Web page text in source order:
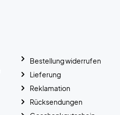
Bestellung widerrufen
Lieferung
Reklamation
Rücksendungen